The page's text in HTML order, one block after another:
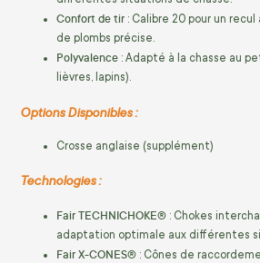
Confort de tir : Calibre 20 pour un
de plombs précise.
Polyvalence : Adapté à la chasse au
lièvres, lapins).
Options Disponibles :
Crosse anglaise (supplément)
Technologies :
Fair TECHNICHOKE® : Chokes
adaptation optimale aux différentes
Fair X-CONES® : Cônes de